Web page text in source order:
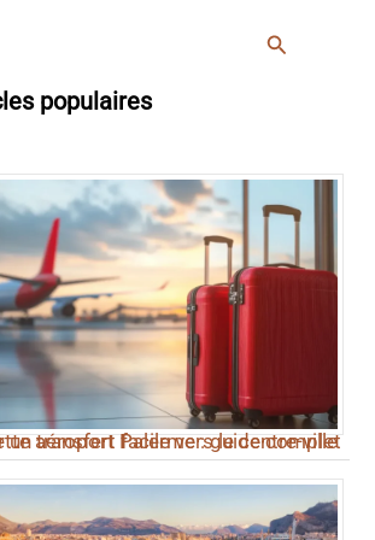
Rechercher
populaires
Palerme : guide complet pour un transfert facile vers le centre-ville